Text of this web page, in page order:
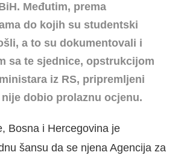
Međutim, prema
do kojih su studentski
a to su dokumentovali i
sa te sjednice, opstrukcijom
iz RS, pripremljeni
dobio prolaznu ocjenu.
Bosna i Hercegovina je
šansu da se njena Agencija za